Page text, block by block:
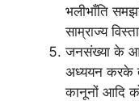
भलीभाँति
साम्राज्य
जनसंख्या के
अध्ययन करके
कानूनों आदि